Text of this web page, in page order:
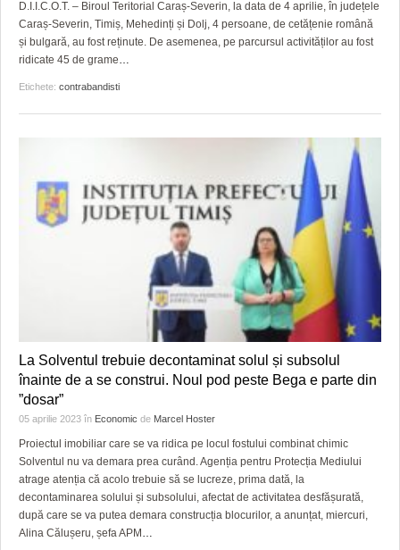
D.I.I.C.O.T. – Biroul Teritorial Caraș-Severin, la data de 4 aprilie, în județele
Caraș-Severin, Timiș, Mehedinți și Dolj, 4 persoane, de cetățenie română
și bulgară, au fost reținute. De asemenea, pe parcursul activităților au fost
ridicate 45 de grame
Etichete: contrabandisti
La Solventul trebuie decontaminat solul și subsolul
înainte de a se construi. Noul pod peste Bega e parte din
”dosar”
05 aprilie 2023 în Economic de Marcel Hoster
Proiectul imobiliar care se va ridica pe locul fostului combinat chimic
Solventul nu va demara prea curând. Agenția pentru Protecția Mediului
atrage atenția că acolo trebuie să se lucreze, prima dată, la
decontaminarea solului și subsolului, afectat de activitatea desfășurată,
după care se va putea demara construcția blocurilor, a anunțat, miercuri,
Alina Călușeru, șefa APM …